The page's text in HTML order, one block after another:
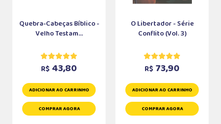
Quebra-Cabeças Bíblico -
Velho Testam...
R$ 43,80
ADICIONAR AO CARRINHO
COMPRAR AGORA
O Libertador - Série
Conflito (Vol. 3)
R$ 73,90
ADICIONAR AO CARRINHO
COMPRAR AGORA